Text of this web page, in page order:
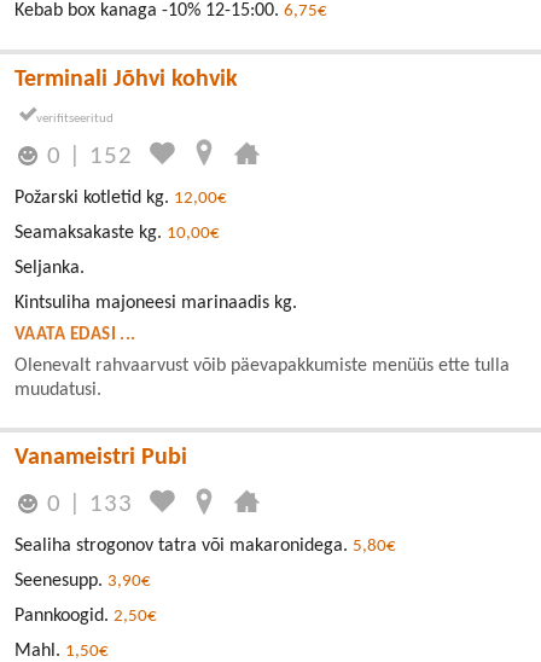
Kebab box kanaga -10% 12-15:00. 6,75€
Terminali Jõhvi kohvik
0 152
Požarski kotletid kg. 12,00€
Seamaksakaste kg. 10,00€
Seljanka.
Kintsuliha majoneesi marinaadis kg.
VAATA EDASI ...
Olenevalt rahvaarvust võib päevapakkumiste menüüs ette tulla
muudatusi.
Vanameistri Pubi
0 133
Sealiha strogonov tatra või makaronidega. 5,80€
Seenesupp. 3,90€
Pannkoogid. 2,50€
Mahl. 1,50€